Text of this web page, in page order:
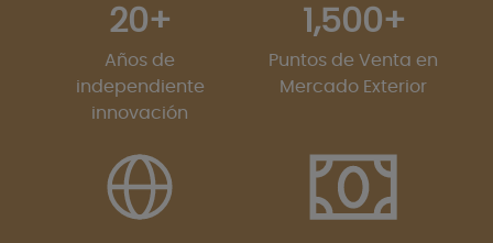
20+
Años de
independiente
innovación
1,500+
Puntos de Venta en
Mercado Exterior